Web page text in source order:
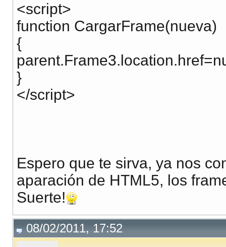
<script>
function CargarFrame(nueva)
{
}
</script>
Espero que te sirva, ya nos
aparación de HTML5, los
Suerte!
08/02/2011, 17:52